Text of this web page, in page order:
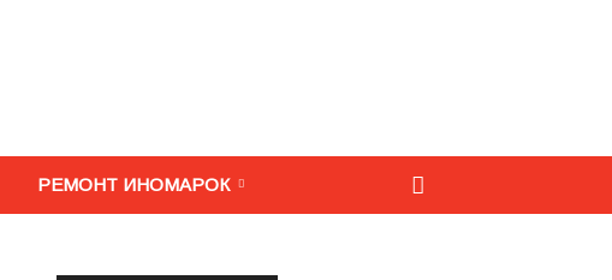
РЕМОНТ ИНОМАРОК